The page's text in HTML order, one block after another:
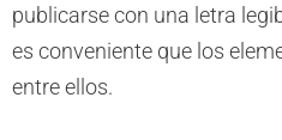
publicarse con una letra
es conveniente que los
entre ellos.